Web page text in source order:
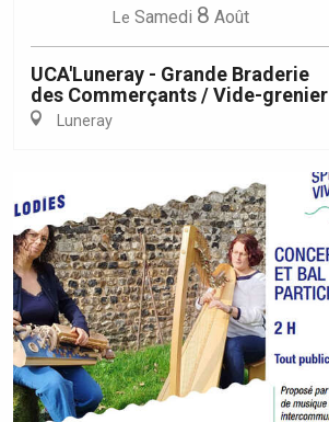
Le Samedi 8 Août
UCA'Luneray - Grande Braderie
des Commerçants / Vide-grenier
Luneray